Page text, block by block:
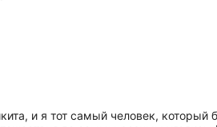
и я тот самый человек,